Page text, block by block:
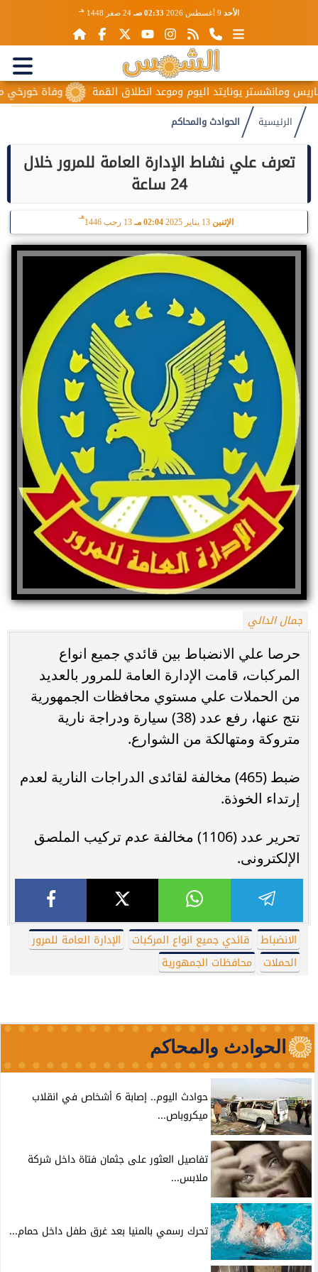
الأحد 02:33 صـ 24 صفر 1448 هـ
وفاة خورخي ميسي ومانشستر يونايتد اليوم وموعد انطلاق القمة
الرئيسية الحوادث والمحاكم
تعرف علي نشاط الإدارة العامة للمرور خلال
24 ساعة
الإثنين 02:04 مـ 13 رجب 1446
هـ
جمال الدالي
حرصا علي الانضباط بين قائدي جميع انواع
المركبات، قامت الإدارة العامة للمرور بالعديد
من الحملات علي مستوي محافظات الجمهورية
نتج عنها، رفع عدد (38) سيارة ودراجة نارية
متروكة ومتهالكة من الشوارع.
ضبط (465) مخالفة لقائدى الدراجات النارية لعدم
إرتداء الخوذة.
تحرير عدد (1106) مخالفة عدم تركيب الملصق
الإلكترونى.
الانضباط قائدي جميع انواع المركبات
الإدارة العامة للمرور
الحملات
محافظات الجمهورية
الحوادث والمحاكم
حوادث اليوم.. إصابة 6 أشخاص في انقلاب
ميكروباص...
تفاصيل العثور على جثمان فتاة داخل شركة
ملابس...
تحرك رسمي بالمنيا بعد غرق طفل داخل حمام...